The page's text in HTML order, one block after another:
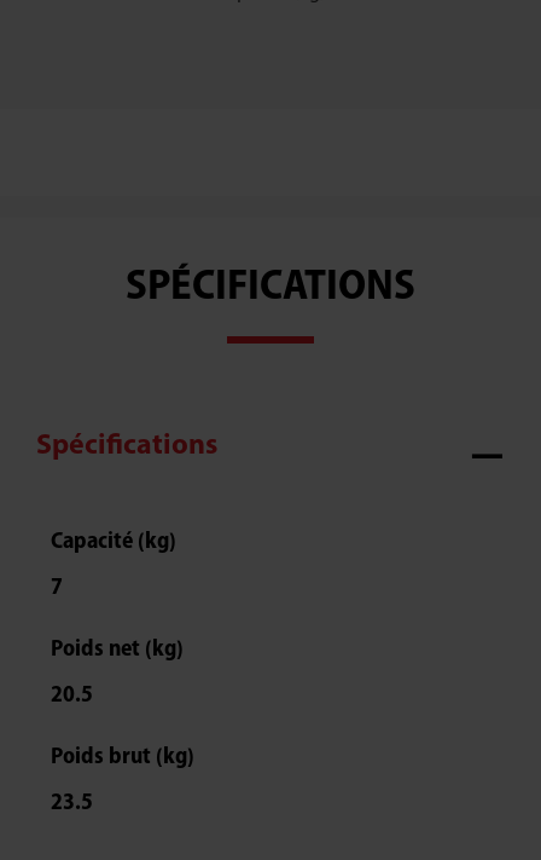
SPÉCIFICATIONS
Spécifications
Capacité (kg)
7
Poids net (kg)
20.5
Poids brut (kg)
23.5